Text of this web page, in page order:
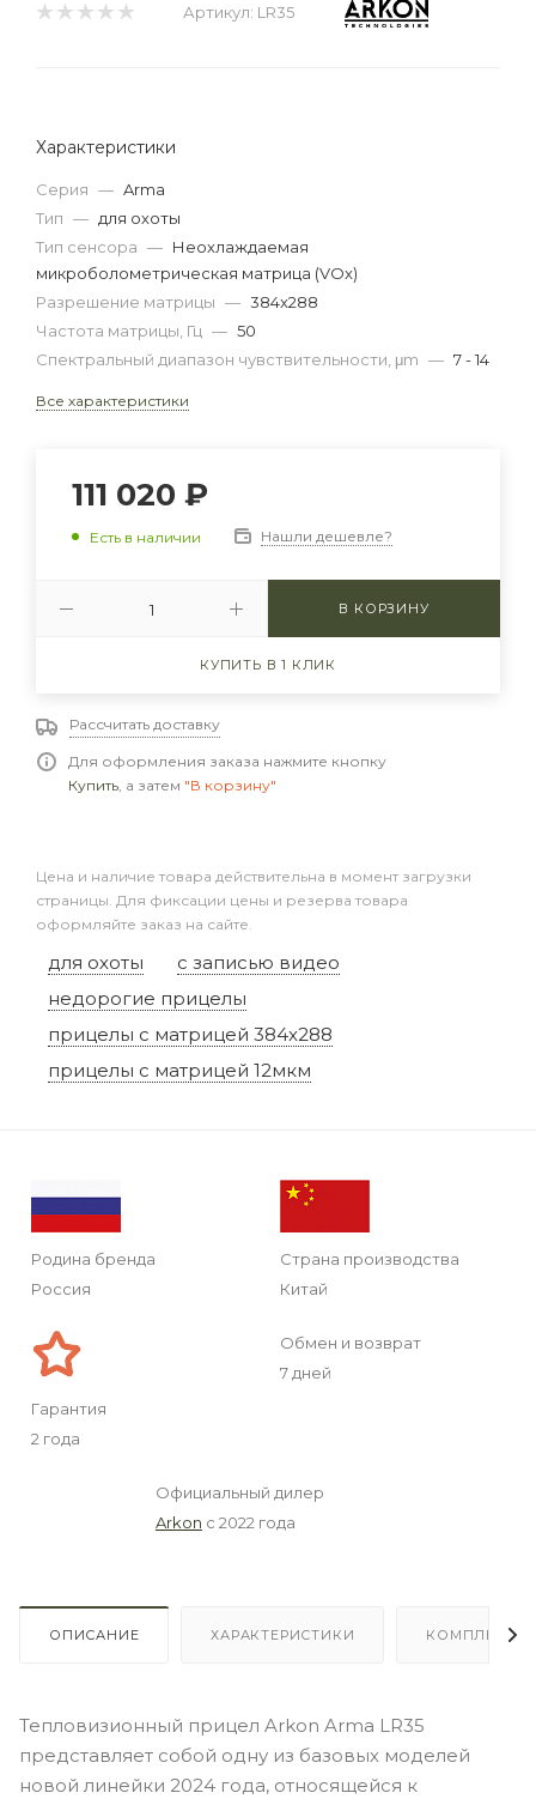
Артикул: LR35
Характеристики
Серия — Arma
Тип — для охоты
Тип сенсора — Неохлаждаемая
микроболометрическая матрица (VOx)
Разрешение матрицы — 384x288
Частота матрицы, Гц — 50
Спектральный диапазон чувствительности, μm — 7 - 14
Все характеристики
111 020 ₽
Есть в наличии Нашли дешевле?
В КОРЗИНУ
КУПИТЬ В 1 КЛИК
Рассчитать доставку
Для оформления заказа нажмите кнопку
Купить, а затем "В корзину"
Цена и наличие товара действительна в момент загрузки
страницы. Для фиксации цены и резерва товара
оформляйте заказ на сайте.
для охоты
с записью видео
недорогие прицелы
прицелы с матрицей 384x288
прицелы с матрицей 12мкм
Родина бренда
Россия
Страна производства
Китай
Гарантия
2 года
Обмен и возврат
7 дней
Официальный дилер
Arkon с 2022 года
ОПИСАНИЕ ХАРАКТЕРИСТИКИ
Тепловизионный прицел Arkon Arma LR35
представляет собой одну из базовых моделей
новой линейки 2024 года, относящейся к